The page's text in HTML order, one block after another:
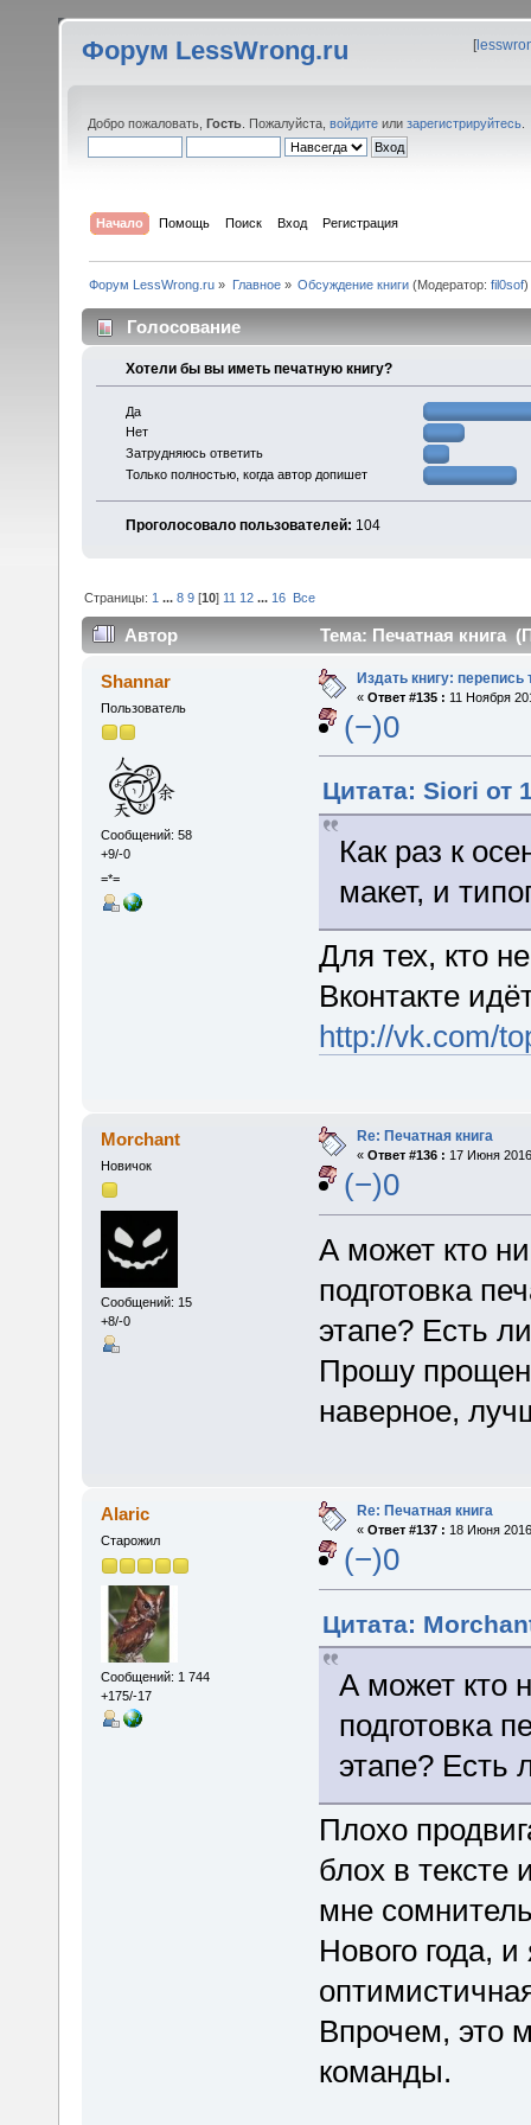
Форум LessWrong.ru [
Добро пожаловать, Гость . Пожалуйста, войдите или зарегистрируйтесь
Начало Помощь Поиск Вход Регистрация
Форум LessWrong.ru » Главное» Обсуждение книги(Модератор: fil0sof)
Голосование
Хотели бы вы иметь печатную книгу?
Да
Нет
Затрудняюсь ответить
Только полностью, когда автор допишет
Проголосовало пользователей: 104
Страницы: 1 ...8 9 [10] 11 12 ... 16 Все
Автор Тема: Печатная книга
Shannar
Пользователь
Сообщений: 58
+9/-0
=*=
Издать книгу: перепись
« Ответ #135 : 11 Ноября
(−)0
Цитата: Siori от
Как раз к
макет, и
Для тех, кто
Вконтакте
http://vk.com/
Morchant
Новичок
Сообщений: 15
+8/-0
Re: Печатная книга
« Ответ #136 : 17 Июня
(−)0
А может кто
подготовка
этапе? Есть
Прошу
наверное,
Alaric
Старожил
Сообщений: 1 744
+175/-17
Re: Печатная книга
« Ответ #137 : 18 Июня
(−)0
Цитата:
А может кто
подготовка
этапе? Есть
Плохо
блох в тексте
мне
Нового года,
Впрочем, это
команды.